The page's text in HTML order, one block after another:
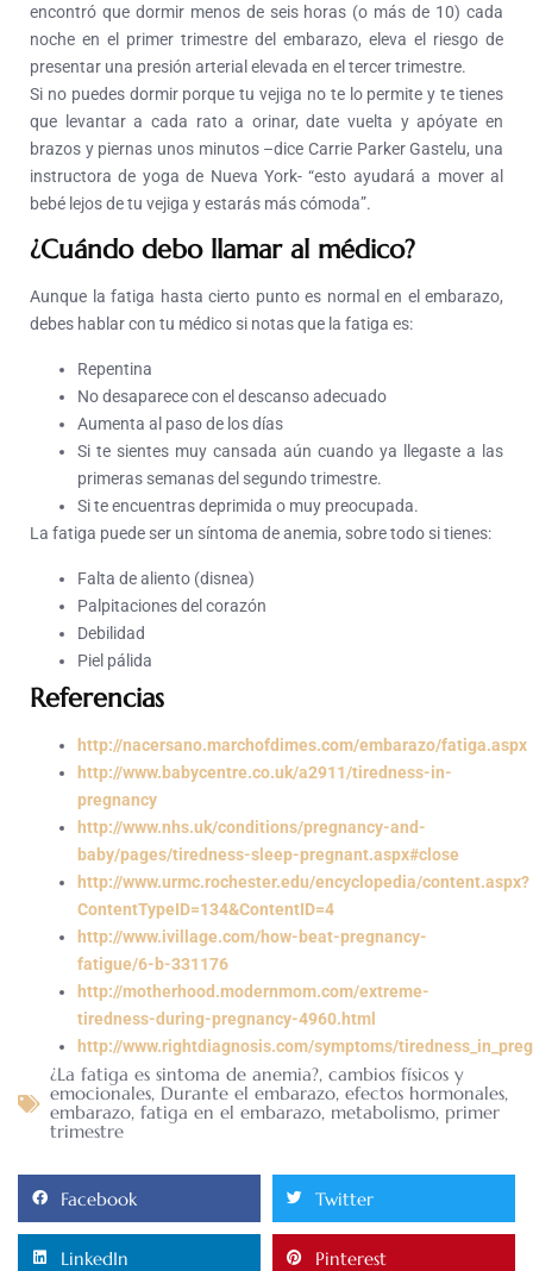
encontró que dormir menos de seis horas (o más de 10) cada
noche en el primer trimestre del embarazo, eleva el riesgo de
presentar una presión arterial elevada en el tercer trimestre.
Si no puedes dormir porque tu vejiga no te lo permite y te tienes
que levantar a cada rato a orinar, date vuelta y apóyate en
brazos y piernas unos minutos –dice Carrie Parker Gastelu, una
instructora de yoga de Nueva York- “esto ayudará a mover al
bebé lejos de tu vejiga y estarás más cómoda”.
¿Cuándo debo llamar al médico?
Aunque la fatiga hasta cierto punto es normal en el embarazo,
debes hablar con tu médico si notas que la fatiga es:
Repentina
No desaparece con el descanso adecuado
Aumenta al paso de los días
Si te sientes muy cansada aún cuando ya llegaste a las
primeras semanas del segundo trimestre.
Si te encuentras deprimida o muy preocupada.
La fatiga puede ser un síntoma de anemia, sobre todo si tienes:
Falta de aliento (disnea)
Palpitaciones del corazón
Debilidad
Piel pálida
Referencias
http://nacersano.marchofdimes.com/embarazo/fatiga.aspx
http://www.babycentre.co.uk/a2911/tiredness-in-
pregnancy
http://www.nhs.uk/conditions/pregnancy-and-
baby/pages/tiredness-sleep-pregnant.aspx#close
http://www.urmc.rochester.edu/encyclopedia/content.aspx?
ContentTypeID=134&ContentID=4
http://www.ivillage.com/how-beat-pregnancy-
fatigue/6-b-331176
http://motherhood.modernmom.com/extreme-
tiredness-during-pregnancy-4960.html
http://www.rightdiagnosis.com/symptoms/
¿La fatiga es sintoma de anemia?, cambios físicos y
emocionales, Durante el embarazo, efectos hormonales,
embarazo, fatiga en el embarazo, metabolismo, primer
trimestre
Facebook Twitter
LinkedIn Pinterest